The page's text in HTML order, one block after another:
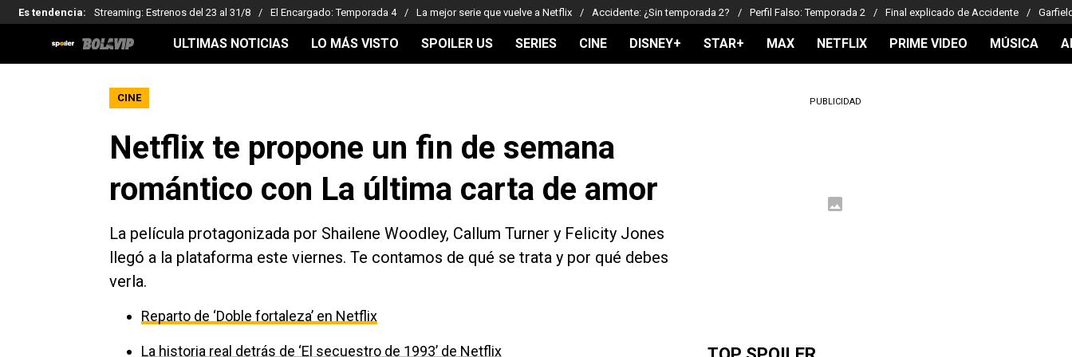
Es tendencia: Streaming: Estrenos del 23 al 31/8 El Encargado: Temporada 4 La mejor serie que vuelve a Netflix Accidente: ¿Sin temporada 2? Perfil Falso: Temporada 2 Final explicado de Accidente
ULTIMAS NOTICIAS LO MÁS VISTO SPOILER US SERIES CINE DISNEY+ STAR+ MAX NETFLIX PRIME VIDEO MÚSICA
CINE
Netflix te propone un fin de semana
romántico con La última carta de amor
La película protagonizada por Shailene Woodley, Callum Turner y Felicity Jones
llegó a la plataforma este viernes. Te contamos de qué se trata y por qué debes
verla.
Reparto de ‘Doble fortaleza’ en Netflix
La historia real detrás de ‘El secuestro de 1993’ de Netflix
PUBLICIDAD